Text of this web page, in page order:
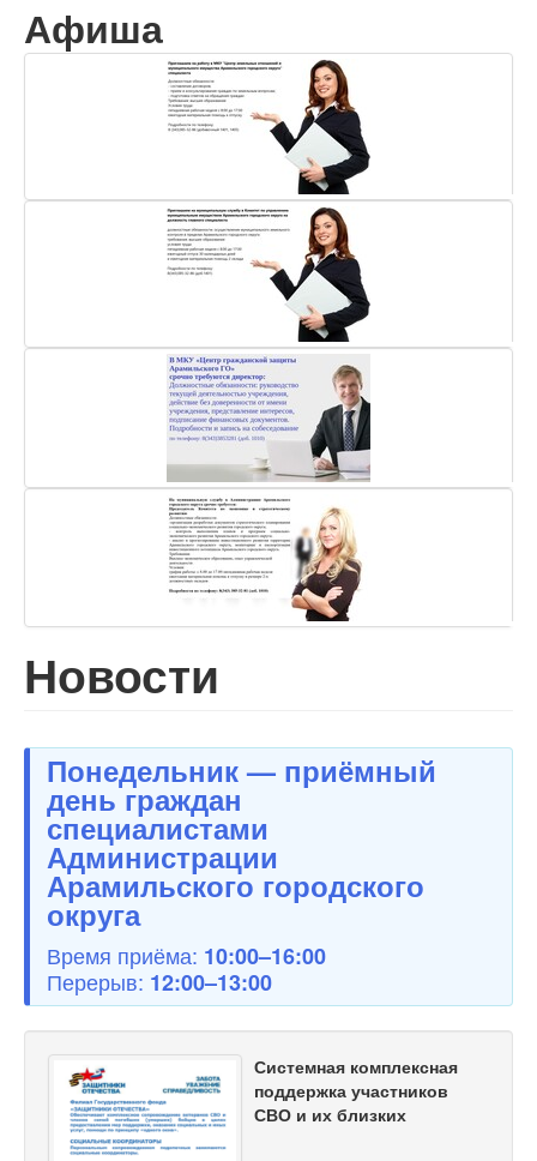
Афиша
Новости
Понедельник — приёмный
день граждан
специалистами
Администрации
Арамильского городского
округа
Время приёма: 10:00–16:00
Перерыв: 12:00–13:00
Системная комплексная
поддержка участников
СВО и их близких